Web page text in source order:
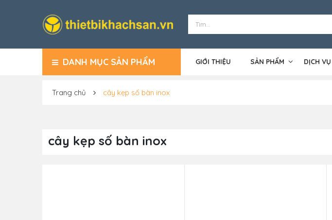
DANH MỤC SẢN PHẨM GIỚI THIỆU SẢN PHẨM DỊCH VỤ
Trang chủ cây kẹp số bàn inox
cây kẹp số bàn inox